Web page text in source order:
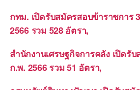
กทม. เปิดรับสมัครสอบข้าราชการ
2566 รวม 528 อัตรา,
สำนักงานเศรษฐกิจการคลัง เปิดรั
ก.พ. 2566 รวม 51 อัตรา,